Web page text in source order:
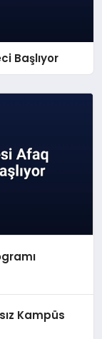
Başlıyor
Kampüs